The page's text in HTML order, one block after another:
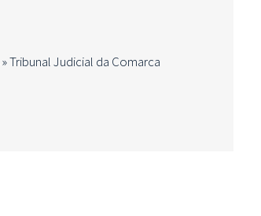
»Tribunal Judicial da Comarca